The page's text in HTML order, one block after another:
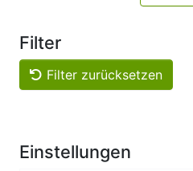
Filter
Filter zurücksetzen
Einstellungen